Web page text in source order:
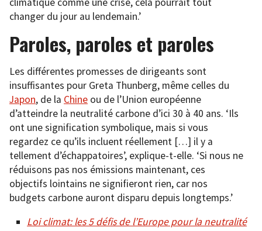
changer du jour au lendemain.’
Paroles, paroles et paroles
Les différentes promesses de dirigeants sont
insuffisantes pour Greta Thunberg, même celles du
Japon, de la Chine ou de l’Union européenne
d’atteindre la neutralité carbone d’ici 30 à 40 ans. ‘Ils
ont une signification symbolique, mais si vous
regardez ce qu’ils incluent réellement […] il y a
tellement d’échappatoires’, explique-t-elle. ‘Si nous ne
réduisons pas nos émissions maintenant, ces
objectifs lointains ne signifieront rien, car nos
budgets carbone auront disparu depuis longtemps.’
Loi climat: les 5 défis de l’Europe pour la neutralité